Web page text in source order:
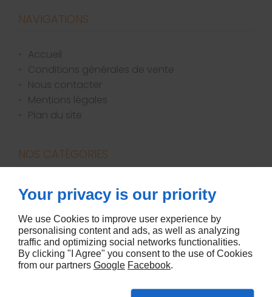
NAVIGATIONS
accueil
conditions générales de vente
nous contacter
mentions légales
plan du site
NOS CATÉGORIES
bougies / parfums d'ambiance
canapés
décoration
literie
meubles
Your privacy is our priority
We use Cookies to improve user experience by
personalising content and ads, as well as analyzing
traffic and optimizing social networks functionalities.
By clicking "I Agree" you consent to the use of Cookies
from our partners Google Facebook.